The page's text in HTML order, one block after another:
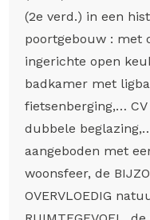
(2e verd.) in een
poortgebouw : met
ingerichte open
badkamer met
fietsenberging,…
dubbele
aangeboden met
woonsfeer, de
OVERVLOEDIG